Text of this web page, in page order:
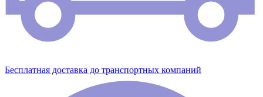
Бесплатная доставка до транспортных компаний